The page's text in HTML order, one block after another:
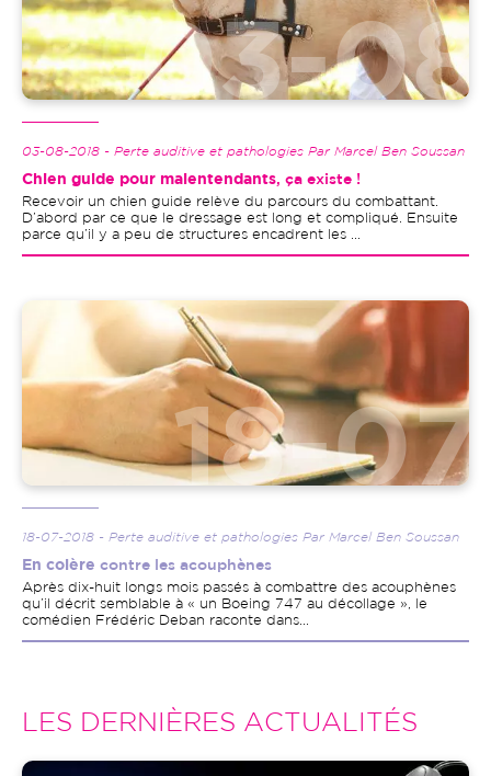
03-08-2018 - Perte auditive et pathologies Par Marcel Ben Soussan
Chien guide pour malentendants, ça existe !
Recevoir un chien guide relève du parcours du combattant.
D’abord par ce que le dressage est long et compliqué. Ensuite
parce qu’il y a peu de structures encadrent les ...
18-07-2018 - Perte auditive et pathologies Par Marcel Ben Soussan
En colère contre les acouphènes
Après dix-huit longs mois passés à combattre des acouphènes
qu’il décrit semblable à « un Boeing 747 au décollage », le
comédien Frédéric Deban raconte dans...
LES DERNIÈRES ACTUALITÉS
Image